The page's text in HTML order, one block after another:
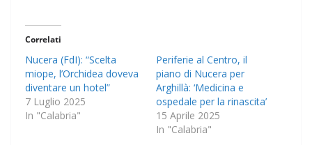
Correlati
Nucera (FdI): “Scelta
miope, l’Orchidea doveva
diventare un hotel”
7 Luglio 2025
In "Calabria"
Periferie al Centro, il
piano di Nucera per
Arghillà: ‘Medicina e
ospedale per la rinascita’
15 Aprile 2025
In "Calabria"